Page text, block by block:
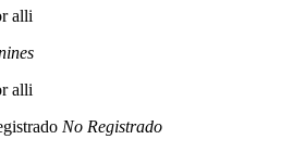
alli
alli
No Registrado